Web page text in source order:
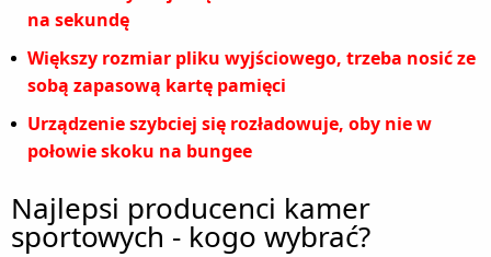
na sekundę
Większy rozmiar pliku wyjściowego, trzeba nosić ze
sobą zapasową kartę pamięci
Urządzenie szybciej się rozładowuje, oby nie w
połowie skoku na bungee
Najlepsi producenci kamer
sportowych - kogo wybrać?